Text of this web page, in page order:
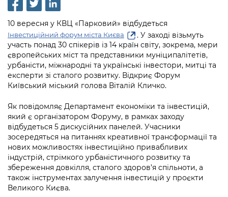
Рішення та розпорядження
Проєкти розпоряджень, що
перебувають на погодженні КМВА
Рішення Київради
Контактна інформація
Графік роботи та прийому громадян
Вакансії
Статистика
Звернення громадян
Регуляторна діяльність
Освіта та навчальні заклади
Дороги, транспорт та парковки
Навколишнє середовище міста
Містобудування та земельні ділянки
Бізнес та ліцензування
Фінанси та бюджет
Безпека та правопорядок
Ритуальні послуги
Громадська експертиза
Громадський бюджет
Консультації з громадськістю
Громадська рада
Відкритий бюджет
Контактний центр
Допомога учасникам АТО
Рада з питань внутрішньо переміщених
осіб при Київській міській військовій
Інформація з обмеженим доступом
Подати запит онлайн
Проекти нормативно-правових та
інших актів
Питання і відповіді про публічну
інформацію
Порядок оскарження рішень, дій чи
бездіяльності розпорядників інформації
Звіти про опрацювання запитів на
Медіагалерея
Підписатися на новини та анонси від
КМДА / Subscribe to announcements
from the KCSA
Порядок акредитації медіа /
Accreditation process
Подати журналістський запит /
Submitting a media request
Зйомки в лікарнях в умовах воєнного
стану / Rules for media coverage of
hospitals at work under martial law
Контакти для медіа / Contacts for mass
Портал Послуг
10 вересня у КВЦ «Парковий» відбудеться
Інвестиційний форум міста Києва
. У заході візьмуть
участь понад 30 спікерів із 14 країн світу, зокрема, мери
європейських міст та представники муніципалітетів,
урбаністи, міжнародні та українські інвестори, митці та
експерти зі сталого розвитку. Відкриє Форум
Київський міський голова Віталій Кличко.
Як повідомляє Департамент економіки та інвестицій,
який є організатором Форуму, в рамках заходу
відбудеться 5 дискусійних панелей. Учасники
зосередяться на питаннях креативної трансформації та
нових можливостях інвестиційно привабливих
індустрій, стрімкого урбаністичного розвитку та
збереження довкілля, сталого здоров’я спільноти, а
також інструментах залучення інвестицій у проєкти
Великого Києва.